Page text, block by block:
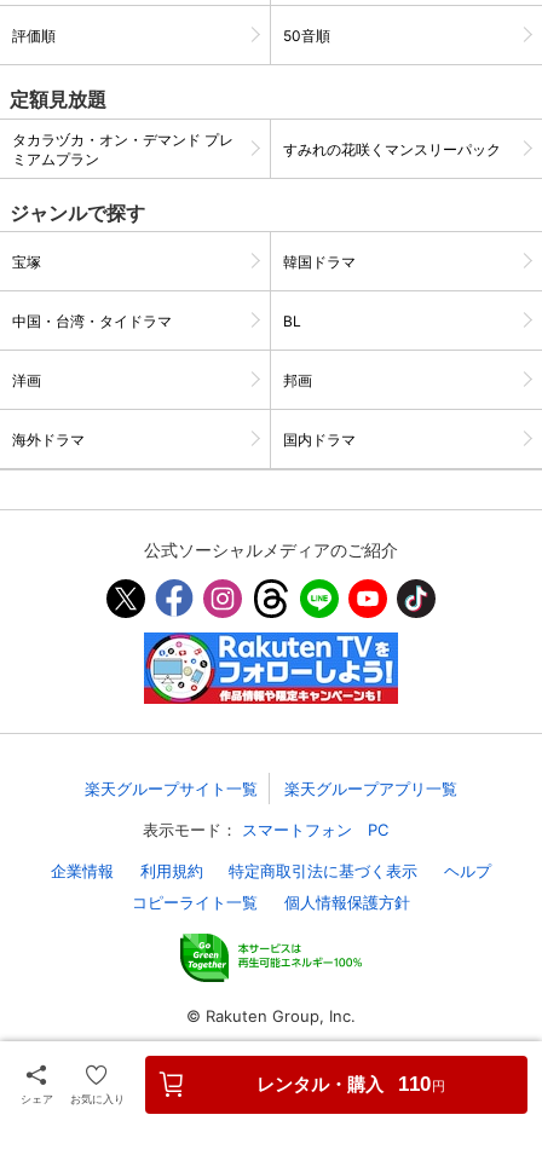
決済方法変更 決済方法の変更が可能です。
購入明細 ４ヵ月分の購入明細の確認が可能です。
Myクーポン
現在獲得済みのお得なクーポンを確認でき
購入履歴
確認が可能です。こちらから視聴いただく
お気に入り
お気に入りに登録した作品を確認できま
す。お気に入りに追加した作品の削除も可
能です。
の削除も可能です。
視聴年齢制限
サイト内で表示される作品の表示制限が可
能です。5段階の年齢区分から選択できま
す。
視聴デバイス一覧
スマホなどでRakuten TVを視聴する際のデ
バイス連携の設定ができます。
視聴年齢制限の変更時にパスコード入力が
メルマガの配信停止、配信先のメールアド
定額見放題コンテンツの解約はこちらから
ログアウト
シェア お気に入り
レンタル・購入 110 円
評価順 50音順
定額見放題
タカラヅカ・オン・デマンド プレ
ミアムプラン
すみれの花咲くマンスリーパック
ジャンルで探す
宝塚 韓国ドラマ
中国・台湾・タイドラマ BL
洋画 邦画
海外ドラマ 国内ドラマ
公式ソーシャルメディアのご紹介
楽天グループサイト一覧 楽天グループアプリ一覧
表示モード： スマートフォン PC
企業情報 利用規約 特定商取引法に基づく表示
ヘルプ
コピーライト一覧
個人情報保護方針
© Rakuten Group, Inc.